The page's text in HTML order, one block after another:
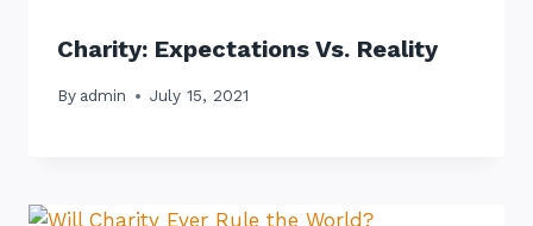
Charity: Expectations Vs. Reality
By admin July 15, 2021